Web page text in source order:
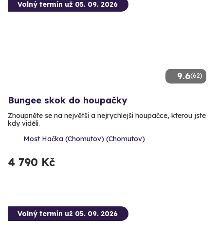
9.6(62)
Volný termín už 05. 09. 2026
Bungee skok do houpačky
Zhoupněte se na největší a nejrychlejší houpačce, kterou jste
kdy viděli.
Most Hačka (Chomutov) (Chomutov)
4 790 Kč
Volný termín už 05. 09. 2026